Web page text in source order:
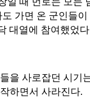
가면 온 군인들이
대열에 참여했었
을 사로잡던 시기
하면서 사라진다.